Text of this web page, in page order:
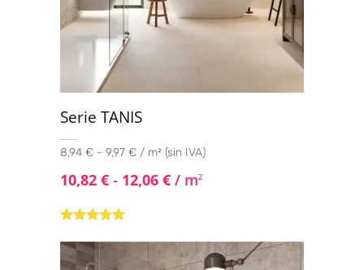
Serie TANIS
8,94 € - 9,97 € / m² (sin IVA)
10,82 € - 12,06 € / m2
con4.80de
5